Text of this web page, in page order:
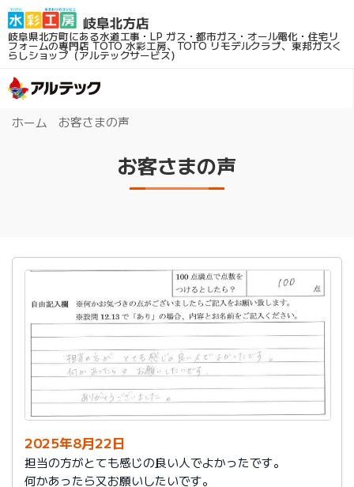
岐阜県北方町にある水道工事・LP ガス・都市ガス・オール電化・住宅リ
フォームの専門店TOTO 水彩工房、TOTO リモデルクラブ、東邦ガスく
らしショップ（アルテックサービス）
ホーム お客さまの声
お客さまの声
2025年8月22日
担当の方がとても感じの良い人でよかったです。
何かあったら又お願いしたいです。